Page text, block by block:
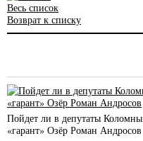
Весь список
Возврат к списку
Пойдет ли в депутаты Коломны
«гарант» Озёр Роман Андросов